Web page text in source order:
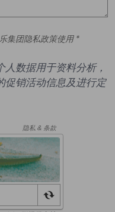
集团隐私政策使用 *
数据用于资料分析，
促销活动信息及进行定